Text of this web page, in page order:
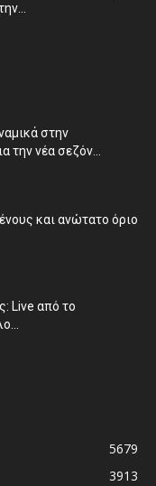
στην
την νέα σεζόν...
και ανώτατο όριο
Live από το
5679
3913